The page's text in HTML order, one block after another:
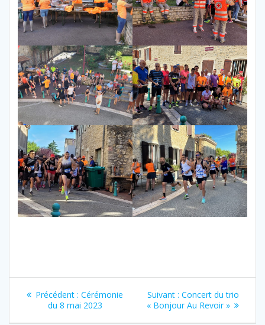
Navigation
Précédent : Article
précédent
Cérémonie
du 8 mai 2023
Suivant : Article
suivant
Concert du trio
« Bonjour Au Revoir »